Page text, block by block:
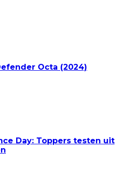
Octa (2024)
Day: Toppers testen uit